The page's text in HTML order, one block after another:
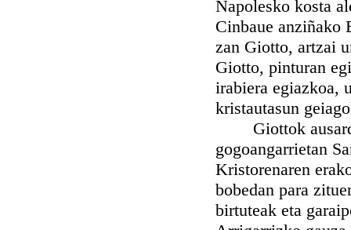
Napolesko kosta
Cinbaue anziñako
zan Giotto, artzai
Giotto, pinturan
irabiera egiazkoa,
kristautasun
Giottok ausardi
gogoangarrietan
Kristorenaren
bobedan para
birtuteak eta